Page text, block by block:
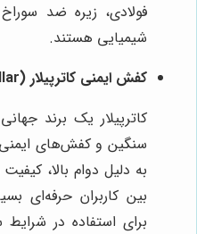
فولادی، زیره ضد
شیمیایی هستند.
کفش ایمنی کاترپیلار (Caterpillar):
کاترپیلار یک برند
سنگین و کفش‌های
به دلیل دوام بالا،
بین کاربران حرفه‌ای
برای استفاده در